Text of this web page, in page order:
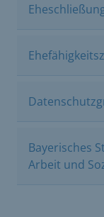
Bayerisches
Arbeit und